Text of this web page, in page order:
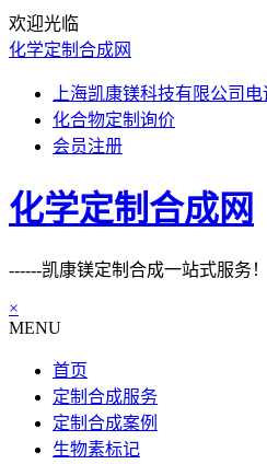
欢迎光临
化学定制合成网
上海凯康镁科技有限公司电
化合物定制询价
会员注册
化学定制合成网
------凯康镁定制合成一站式服务！
×
MENU
首页
定制合成服务
定制合成案例
生物素标记